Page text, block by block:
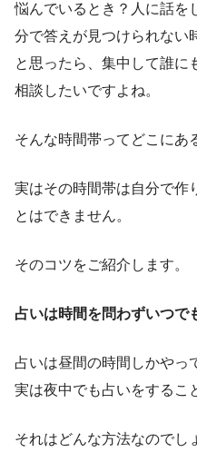
悩んでいるとき？人に話を
分で答えが見つけられない
と思ったら、集中して誰に
相談したいですよね。
そんな時間帯ってどこにあ
実はその時間帯は自分で作
とはできません。
そのコツをご紹介します。
占いは時間を問わずいつで
占いは昼間の時間しかやっ
実は夜中でも占いをするこ
それはどんな方法なのでし